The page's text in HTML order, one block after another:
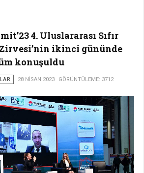
4. Uluslararası Sıfır
ikinci gününde
konuşuldu
28 NISAN 2023 GÖRÜNTÜLEME: 3712